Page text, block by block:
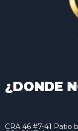
¿DONDE
CRA 46 #7-41 Patio